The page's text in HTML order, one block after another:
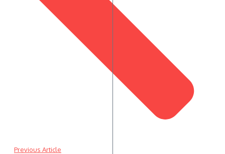
Previous Article